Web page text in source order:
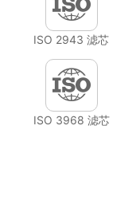
ISO 2943 滤芯
ISO 3968 滤芯